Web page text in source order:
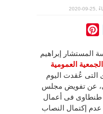
Telegram
المستشار إبراهيم
الجمعية العمومية
التى عُقدت اليوم
عن تفويض مجلس
طنطاوى فى أعمال
عدم إكتمال النصاب